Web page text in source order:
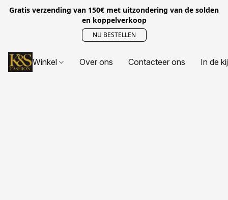
Gratis verzending van 150€ met uitzondering van de solden
en koppelverkoop
NU BESTELLEN
Winkel Over ons Contacteer ons In de